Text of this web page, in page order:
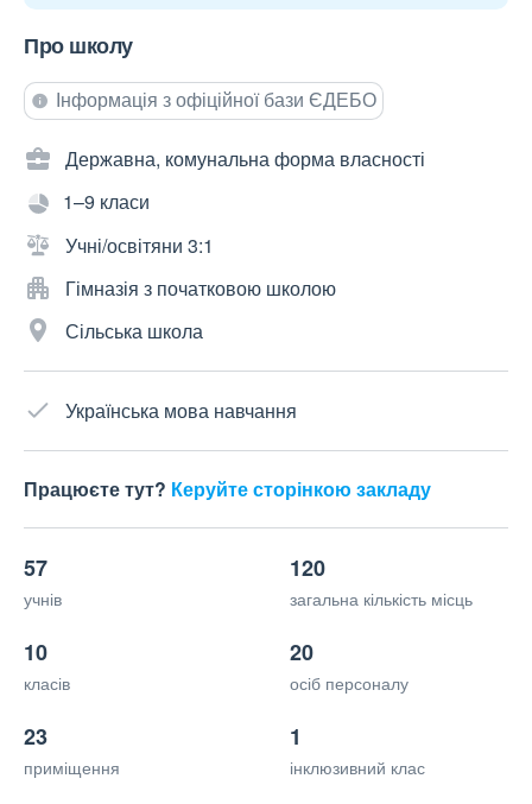
Про школу
Інформація з офіційної бази ЄДЕБО
Державна, комунальна форма власності
1–9 класи
Учні/освітяни 3:1
Гімназія з початковою школою
Сільська школа
Українська мова навчання
Працюєте тут? Керуйте сторінкою закладу
57
учнів
120
загальна кількість місць
10
класів
20
осіб персоналу
23
приміщення
1
інклюзивний клас